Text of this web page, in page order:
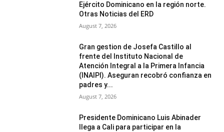
Ejército Dominicano en la región norte.
Otras Noticias del ERD
August 7, 2026
Gran gestion de Josefa Castillo al
frente del Instituto Nacional de
Atención Integral a la Primera Infancia
(INAIPI). Aseguran recobró confianza en
padres y...
August 7, 2026
Presidente Dominicano Luis Abinader
llega a Cali para participar en la